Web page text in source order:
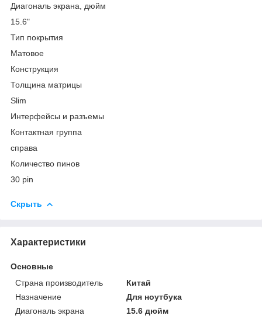
Диагональ экрана, дюйм
15.6"
Тип покрытия
Матовое
Конструкция
Толщина матрицы
Slim
Интерфейсы и разъемы
Контактная группа
справа
Количество пинов
30 pin
Скрыть
Характеристики
Основные
Страна производитель
Китай
Назначение
Для ноутбука
Диагональ экрана
15.6 дюйм